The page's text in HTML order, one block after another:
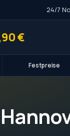
24/7
€
Festpreise